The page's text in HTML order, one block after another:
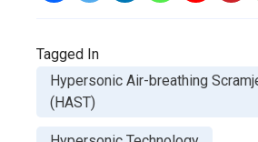
Tagged In
Hypersonic Air-breathing
(HAST)